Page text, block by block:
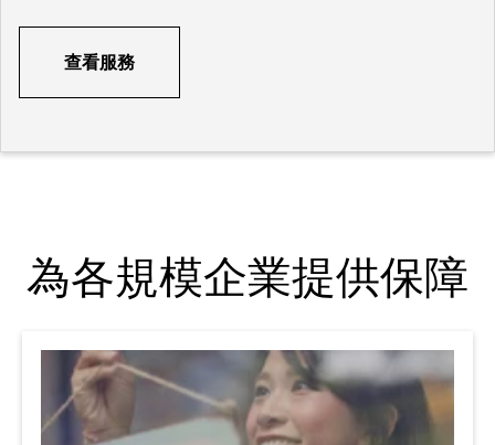
查看服務
為各規模企業提供保障